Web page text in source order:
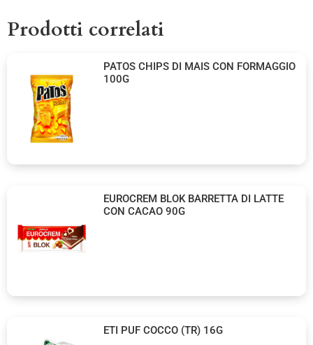
Prodotti correlati
PATOS CHIPS DI MAIS CON FORMAGGIO
100G
EUROCREM BLOK BARRETTA DI LATTE
CON CACAO 90G
ETI PUF COCCO (TR) 16G